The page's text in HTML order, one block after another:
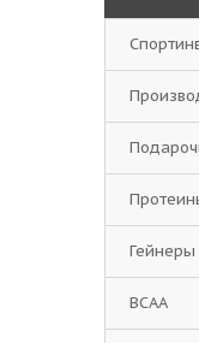
Гейнеры
BCAA